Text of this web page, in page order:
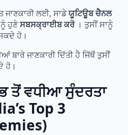
ਲਈ, ਸਾਡੇਯੂਟਿਊਬ ਚੈਨਲ
ਨੂੰ ਹੁਣੇਸਬਸਕ੍ਰਾਈਬ ਕਰੋ। ਤੁਸੀਂ ਸਾਨੂੰ
ਹੋ।
ਜਾਣਕਾਰੀ ਦਿੱਤੀ ਹੈ ਜਿੱਥੋਂ ਤੁਸੀਂ
ਹੋ।
ਤੋਂ ਵਧੀਆ ਸੁੰਦਰਤਾ
Top 3